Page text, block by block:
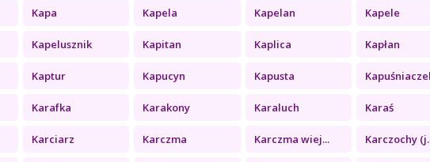
Kapa Kapela Kapelan Kapele
Kapelusznik Kapitan Kaplica Kapłan
Kaptur Kapucyn Kapusta
Karafka Karakony Karaluch Karaś
Karciarz Karczma Karczma wiej... Karczochy